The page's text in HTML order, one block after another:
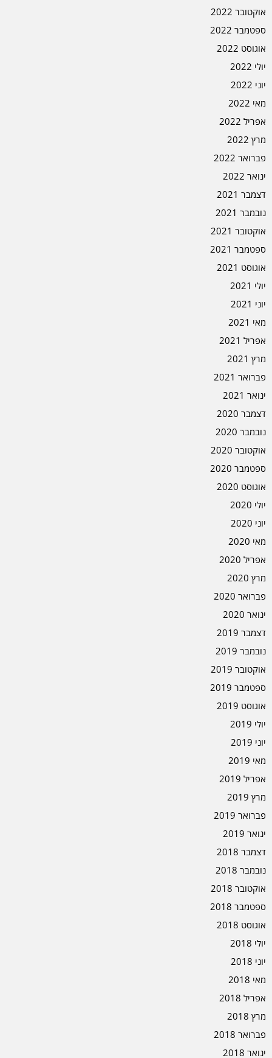
אוקטובר 2022
ספטמבר 2022
אוגוסט 2022
יולי 2022
יוני 2022
מאי 2022
אפריל 2022
מרץ 2022
פברואר 2022
ינואר 2022
דצמבר 2021
נובמבר 2021
אוקטובר 2021
ספטמבר 2021
אוגוסט 2021
יולי 2021
יוני 2021
מאי 2021
אפריל 2021
מרץ 2021
פברואר 2021
ינואר 2021
דצמבר 2020
נובמבר 2020
אוקטובר 2020
ספטמבר 2020
אוגוסט 2020
יולי 2020
יוני 2020
מאי 2020
אפריל 2020
מרץ 2020
פברואר 2020
ינואר 2020
דצמבר 2019
נובמבר 2019
אוקטובר 2019
ספטמבר 2019
אוגוסט 2019
יולי 2019
יוני 2019
מאי 2019
אפריל 2019
מרץ 2019
פברואר 2019
ינואר 2019
דצמבר 2018
נובמבר 2018
אוקטובר 2018
ספטמבר 2018
אוגוסט 2018
יולי 2018
יוני 2018
מאי 2018
אפריל 2018
מרץ 2018
פברואר 2018
ינואר 2018